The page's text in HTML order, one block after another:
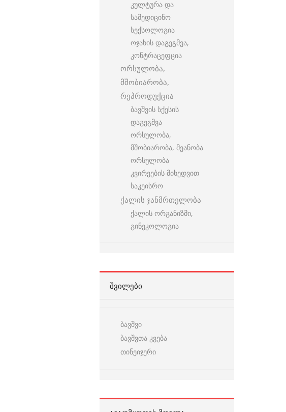
კულტურა და
სამედიცინო
სექსოლოგია
ოჯახის დაგეგმვა,
კონტრაცეფცია
ორსულობა,
მშობიარობა,
რეპროდუქცია
ბავშვის სქესის
დაგეგმვა
ორსულობა,
მშობიარობა, მეანობა
ორსულობა
კვირეების მიხედვით
საკეისრო
ქალის ჯანმრთელობა
ქალის ორგანიზმი,
გინეკოლოგია
ᲨᲕᲘᲚᲔᲑᲘ
ბავშვი
ბავშვთა კვება
თინეიჯერი